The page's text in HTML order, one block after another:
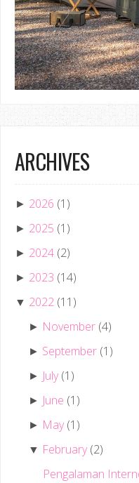
ARCHIVES
► 2026 (1)
► 2025 (1)
► 2024 (2)
► 2023 (14)
▼ 2022 (11)
► November (4)
► September (1)
► July (1)
► June (1)
► May (1)
▼ February (2)
Pengalaman